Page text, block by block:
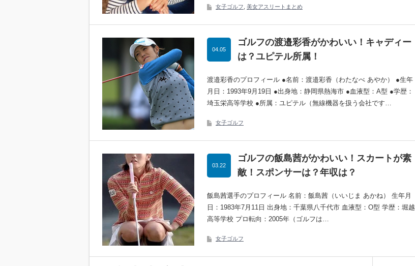
女子ゴルフ 美女アスリートまとめ
ゴルフの渡邉彩香がかわいい！キャディー
は？ユピテル所属！
04.05
渡邉彩香のプロフィール ●名前：渡邉彩香（わたなべ あやか） ●生年
月日：1993年9月19日 ●出身地：静岡県熱海市 ●血液型：A型 ●学歴：
埼玉栄高等学校 ●所属：ユピテル（無線機器を扱う会社です…
女子ゴルフ
ゴルフの飯島茜がかわいい！スカートが素
敵！スポンサーは？年収は？
03.22
飯島茜選手のプロフィール 名前：飯島茜（いいじま あかね） 生年月
日：1983年7月11日 出身地：千葉県八千代市 血液型：O型 学歴：堀越
高等学校 プロ転向：2005年（ゴルフは…
女子ゴルフ